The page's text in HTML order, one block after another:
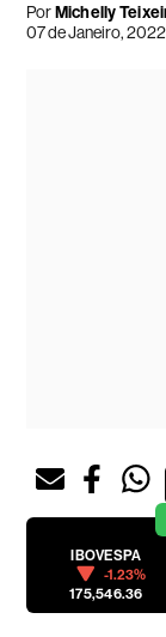
PorMichelly
07 de Janeiro,
IBOVESPA
-1.23%
175,546.36